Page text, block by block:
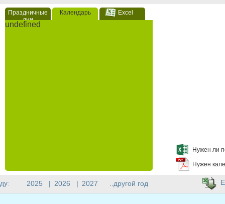
Праздничные
дни
Календарь Excel
undefined
Нужен ли
Нужен
2025 | 2026 | 2027 ..другой год